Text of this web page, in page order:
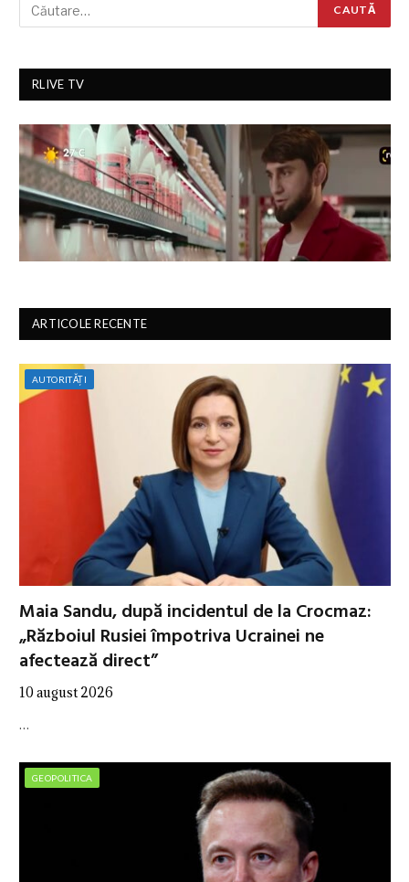
RLIVE TV
ARTICOLE RECENTE
AUTORITĂȚI
Maia Sandu, după incidentul de la Crocmaz:
„Războiul Rusiei împotriva Ucrainei ne
afectează direct”
10 august 2026
…
GEOPOLITICA